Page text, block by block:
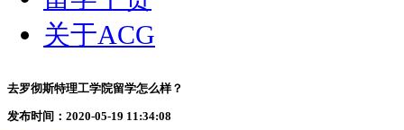
关于ACG
去罗彻斯特理工学院留学怎么样？
发布时间：2020-05-19 11:34:08